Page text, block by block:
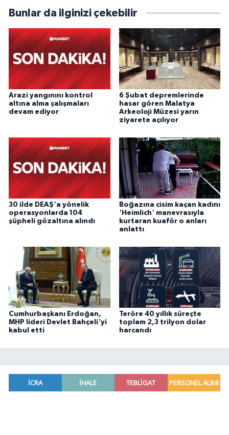
Bunlar da ilginizi çekebilir
Arazi yangınını kontrol
altına alma çalışmaları
devam ediyor
6 Şubat depremlerinde
hasar gören Malatya
Arkeoloji Müzesi yarın
ziyarete açılıyor
30 ilde DEAŞ'a yönelik
operasyonlarda 104
şüpheli gözaltına alındı
Boğazına cisim kaçan kadını
'Heimlich' manevrasıyla
kurtaran kuaför o anları
anlattı
Cumhurbaşkanı Erdoğan,
MHP lideri Devlet Bahçeli'yi
kabul etti
Teröre 40 yıllık süreçte
toplam 2,3 trilyon dolar
harcandı